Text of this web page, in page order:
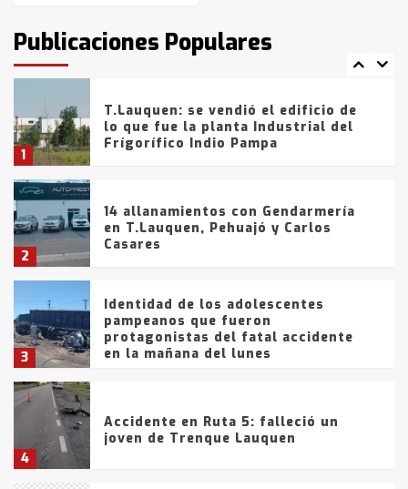
Publicaciones Populares
fueron detenidos por
comercialización de drogas en la
tarde del sábado
1
T.Lauquen: se vendió el edificio de
lo que fue la planta Industrial del
Frígorífico Indio Pampa
2
14 allanamientos con Gendarmería
en T.Lauquen, Pehuajó y Carlos
Casares
3
Identidad de los adolescentes
pampeanos que fueron
protagonistas del fatal accidente
en la mañana del lunes
4
Accidente en Ruta 5: falleció un
joven de Trenque Lauquen